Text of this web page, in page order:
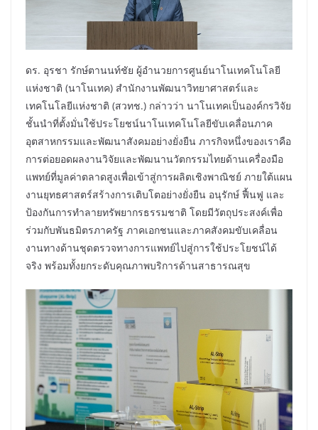
​ดร. อุรชา รักษ์ตานนท์ชัย ผู้อำนวยการศูนย์นาโนเทคโนโลยี
แห่งชาติ (นาโนเทค) สำนักงานพัฒนาวิทยาศาสตร์และ
เทคโนโลยีแห่งชาติ (สวทช.) กล่าวว่า นาโนเทคเป็นองค์กรวิจัย
ชั้นนำที่ตั้งมั่นใช้ประโยชน์นาโนเทคโนโลยีขับเคลื่อนภาค
อุตสาหกรรมและพัฒนาสังคมอย่างยั่งยืน ภารกิจหนึ่งของเราคือ
การต่อยอดผลงานวิจัยและพัฒนานวัตกรรมไทยด้านเครื่องมือ
แพทย์ที่มูลค่าตลาดสูงเพื่อเข้าสู่การผลิตเชิงพาณิชย์ ภายใต้แผน
งานยุทธศาสตร์สร้างการเติบโตอย่างยั่งยืน อนุรักษ์ ฟื้นฟู และ
ป้องกันการทำลายทรัพยากรธรรมชาติ โดยมีวัตถุประสงค์เพื่อ
ร่วมกับพันธมิตรภาครัฐ ภาคเอกชนและภาคสังคมขับเคลื่อน
งานทางด้านชุดตรวจทางการแพทย์ไปสู่การใช้ประโยชน์ได้
จริง พร้อมทั้งยกระดับคุณภาพบริการด้านสาธารณสุข